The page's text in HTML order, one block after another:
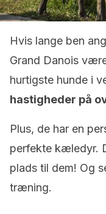
Hvis lange ben
Grand Danois
hurtigste hunde i
hastigheder på
Plus, de har en
perfekte kæledyr.
plads til dem! Og
træning.